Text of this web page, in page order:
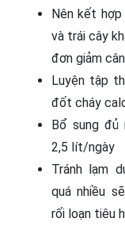
Nên kết
và trái cây
đơn giảm
Luyện tập
đốt cháy
Bổ sung
2,5 lít/ngày
Tránh lạm
quá nhiều
rối loạn tiêu